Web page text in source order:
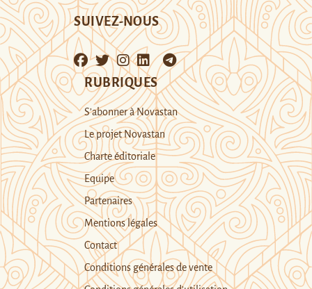
SUIVEZ-NOUS
RUBRIQUES
S’abonner à Novastan
Le projet Novastan
Charte éditoriale
Equipe
Partenaires
Mentions légales
Contact
Conditions générales de vente